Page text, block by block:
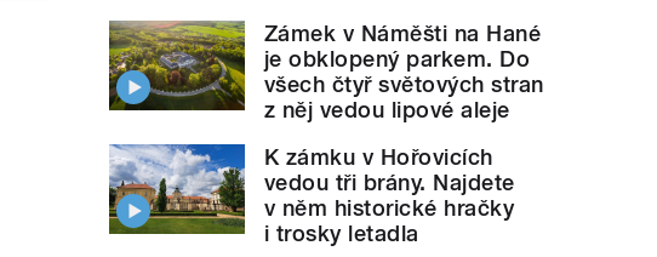
Zámek v Náměšti na Hané
je obklopený parkem. Do
všech čtyř světových stran
z něj vedou lipové aleje
K zámku v Hořovicích
vedou tři brány. Najdete
v něm historické hračky
i trosky letadla